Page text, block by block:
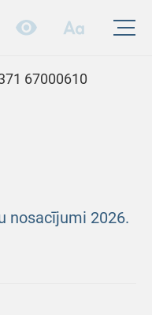
67000610
nosacījumi 2026.